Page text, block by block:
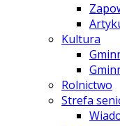
Kultura
Rolnictwo
Strefa